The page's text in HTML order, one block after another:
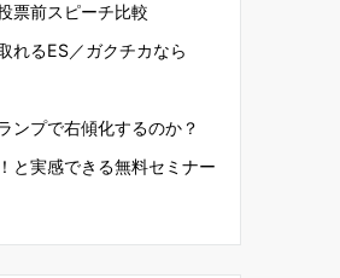
票前スピーチ比較
れるES／ガクチカなら
ンプで右傾化するのか？
と実感できる無料セミナー